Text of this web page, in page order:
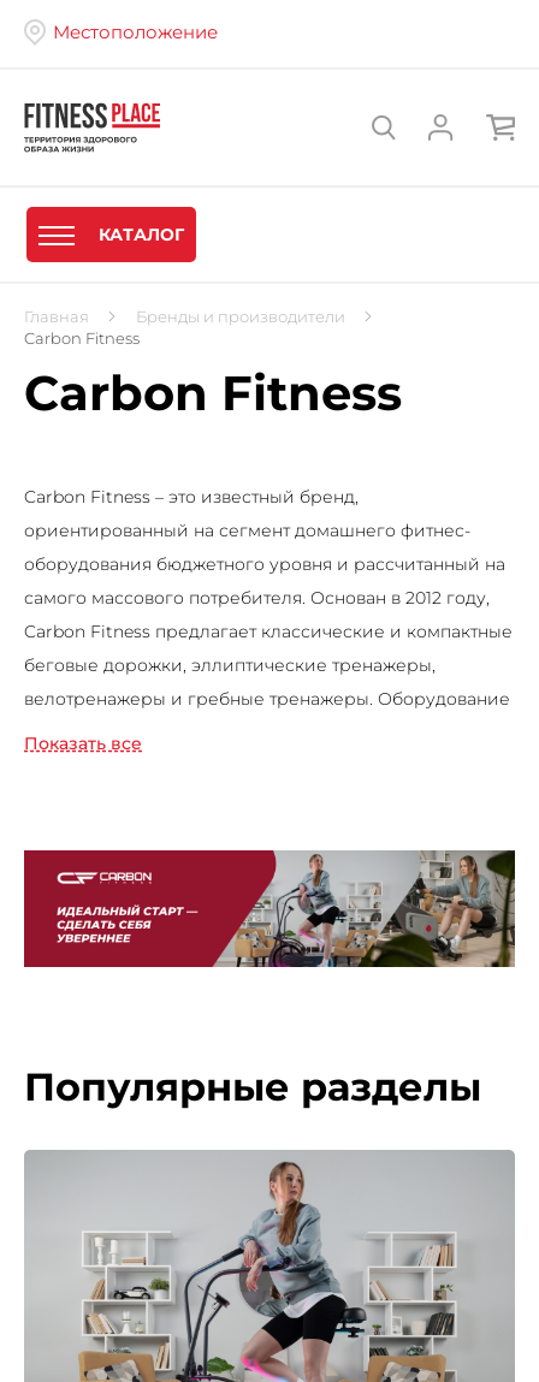
Местоположение
КАТАЛОГ
Главная
Бренды и производители
Carbon Fitness
Carbon Fitness
Carbon Fitness – это известный бренд,
ориентированный на сегмент домашнего фитнес-
оборудования бюджетного уровня и рассчитанный на
самого массового потребителя. Основан в 2012 году,
Carbon Fitness предлагает классические и компактные
беговые дорожки, эллиптические тренажеры,
велотренажеры и гребные тренажеры. Оборудование
Carbon Fitness обладает собственным
стоимости продукции при сохранении её высокого
качества. Реализация этой задачи заключается в
массовом производстве, использовании
общедоступных бесплатных пресс-форм и самом
Показать все
Популярные разделы